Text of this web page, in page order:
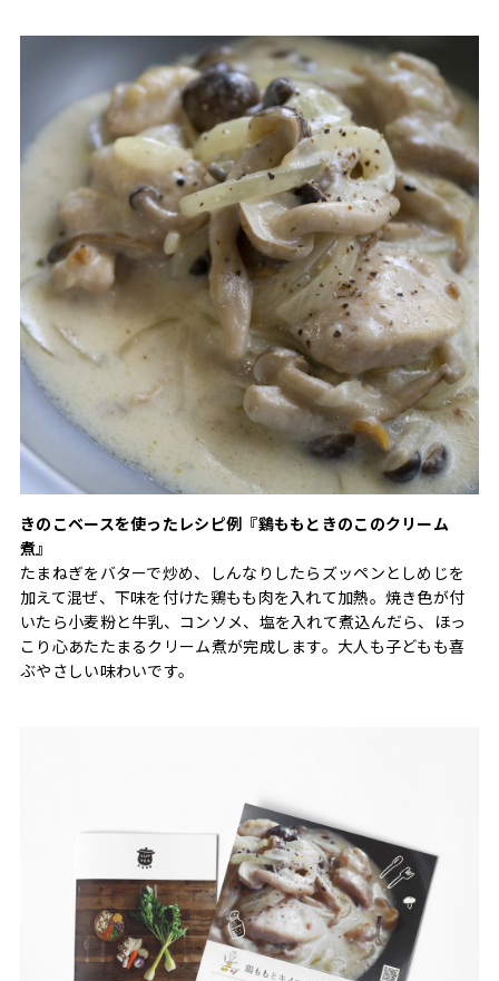
きのこベースを使ったレシピ例『鷄ももときのこのクリーム
煮』
たまねぎをバターで炒め、しんなりしたらズッペンとしめじを
加えて混ぜ、下味を付けた鶏もも肉を入れて加熱。焼き色が付
いたら小麦粉と牛乳、コンソメ、塩を入れて煮込んだら、ほっ
こり心あたたまるクリーム煮が完成します。大人も子どもも喜
ぶやさしい味わいです。